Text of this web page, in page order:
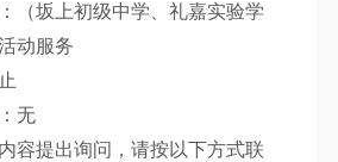
（坂上初级中学、礼嘉实验学
动服务
无
容提出询问，请按以下方式联